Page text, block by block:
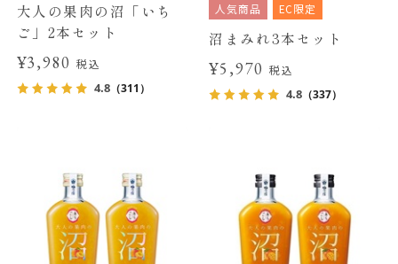
大人の果肉の沼「いち
ご」2本セット
¥3,980税込
4.8（311）
人気商品
EC限定
沼まみれ3本セット
¥5,970 税込
4.8 （337）